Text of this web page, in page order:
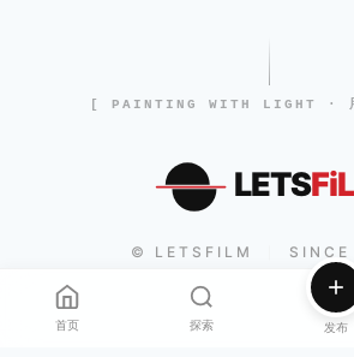
[ PAINTING WITH LIGHT ·
LETS
© LETSFILM
首页 探索 发布